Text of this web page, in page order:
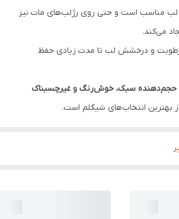
لب مناسب است و حتی روی رژلب‌های مات نیز
می‌کند.
رطوبت و درخشش لب تا مدت زیادی حفظ
حجم‌دهنده سبک، خوش‌رنگ و غیرچسبناک
بهترین انتخاب‌های شیگلم است.